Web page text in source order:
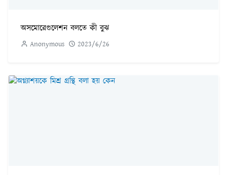
অসমোরেগুলেশন বলতে কী বুঝ
Anonymous 2023/6/26